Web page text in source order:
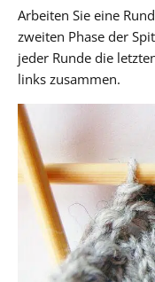
Arbeiten Sie eine
zweiten Phase der
jeder Runde die
links zusammen.